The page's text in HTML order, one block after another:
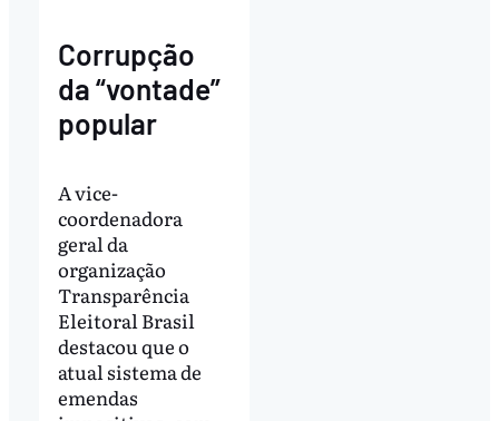
Corrupção
da “vontade”
popular
A vice-
coordenadora
geral da
organização
Transparência
Eleitoral Brasil
destacou que o
atual sistema de
emendas